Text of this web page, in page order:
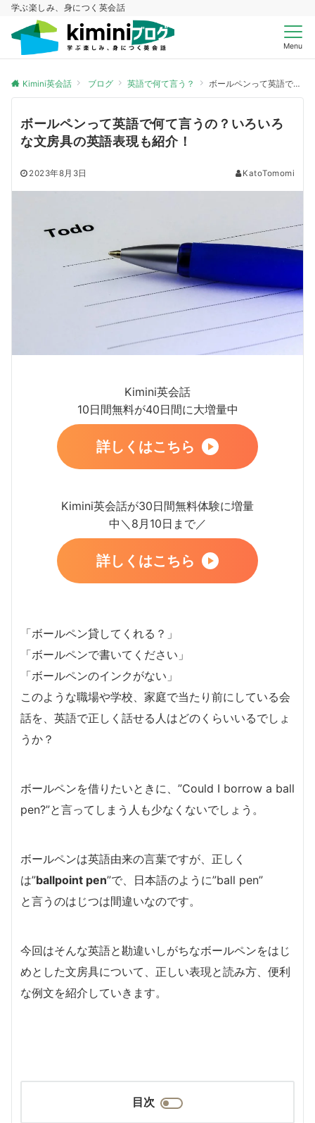
学ぶ楽しみ、身につく英会話
Menu
Kimini英会話 ブログ 英語で何て言う？ ボールペンって英語で何て言うの？いろいろな文房具の英語表現も紹介！
ボールペンって英語で何て言うの？いろいろ
な文房具の英語表現も紹介！
2023年8月3日 KatoTomomi
Kimini英会話
10日間無料が40日間に大増量中
詳しくはこちら
Kimini英会話が30日間無料体験に増量
中＼8月10日まで／
詳しくはこちら
「ボールペン貸してくれる？」
「ボールペンで書いてください」
「ボールペンのインクがない」
このような職場や学校、家庭で当たり前にしている会
話を、英語で正しく話せる人はどのくらいいるでしょ
うか？
ボールペンを借りたいときに、”Could I borrow a ball
pen?”と言ってしまう人も少なくないでしょう。
ボールペンは英語由来の言葉ですが、正しく
は”ballpoint pen”で、日本語のように”ball pen”
と言うのはじつは間違いなのです。
今回はそんな英語と勘違いしがちなボールペンをはじ
めとした文房具について、正しい表現と読み方、便利
な例文を紹介していきます。
目次